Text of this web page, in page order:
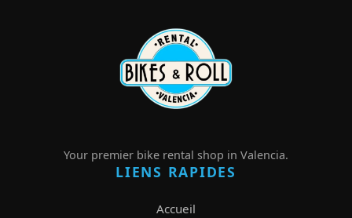
Your premier bike rental shop in Valencia.
LIENS RAPIDES
Accueil